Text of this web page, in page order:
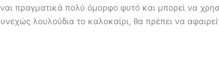
πραγματικά πολύ όμορφο φυτό και μπορεί να
λουλούδια το καλοκαίρι, θα πρέπει να